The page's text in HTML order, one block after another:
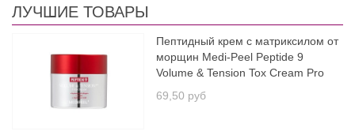
ЛУЧШИЕ ТОВАРЫ
Пептидный крем с матриксилом от
морщин Medi-Peel Peptide 9
Volume & Tension Tox Cream Pro
69,50 руб